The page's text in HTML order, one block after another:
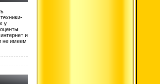
у
и
не имеем